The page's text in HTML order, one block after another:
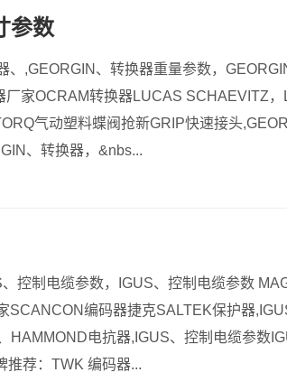
参数
、,GEORGIN、转换器重量参数，
厂家OCRAM转换器LUCAS SCHAEVITZ
气动塑料蝶阀抢新GRIP快速接头
、转换器，&nbs...
控制电缆参数，IGUS、控制电缆参数
SCANCON编码器捷克SALTEK保护器
HAMMOND电抗器,IGUS、控制电缆参数
推荐：TWK 编码器...